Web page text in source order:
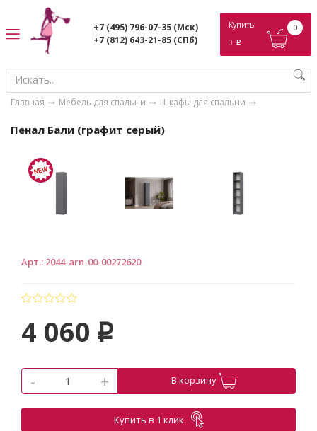
+7 (495) 796-07-35 (Мск)
+7 (812) 643-21-85 (СПб)
Купить
0 p
0
Главная Мебель для спальни Шкафы для спальни
Пенал Бали (графит серый)
Арт.: 2044-arn-00-00272620
4 060 p
- + В корзину
Купить в 1 клик